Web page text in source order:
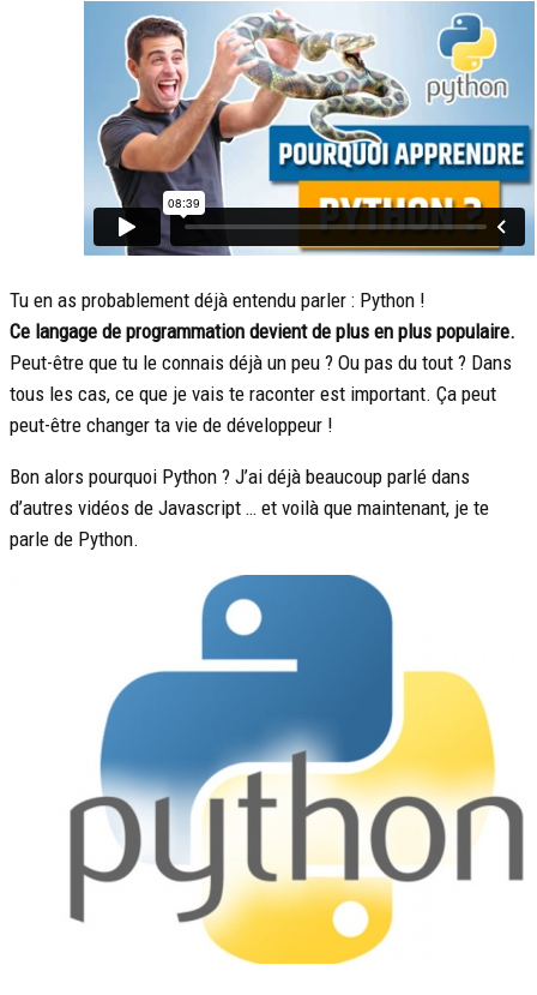
Tu en as probablement déjà entendu parler : Python !
Ce langage de programmation devient de plus en plus populaire.
Peut-être que tu le connais déjà un peu ? Ou pas du tout ? Dans
tous les cas, ce que je vais te raconter est important. Ça peut
peut-être changer ta vie de développeur !
Bon alors pourquoi Python ? J’ai déjà beaucoup parlé dans
d’autres vidéos de Javascript … et voilà que maintenant, je te
parle de Python.